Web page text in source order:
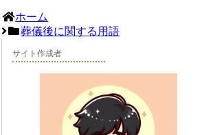
ホーム
葬儀後に関する用語
サイト作成者